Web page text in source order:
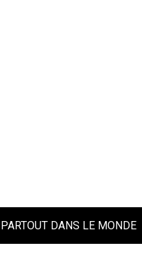
DANS LE MONDE